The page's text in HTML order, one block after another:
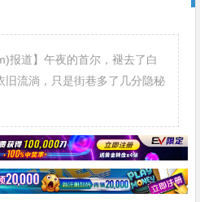
报道】午夜的首尔，褪去了白
旧流淌，只是街巷多了几分隐秘